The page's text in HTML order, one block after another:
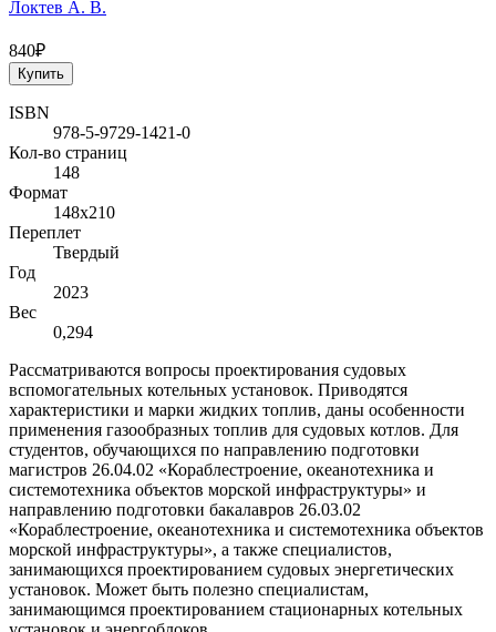
Локтев А. В.
840₽
Купить
ISBN
978-5-9729-1421-0
Кол-во страниц
148
Формат
148х210
Переплет
Твердый
Год
2023
Вес
0,294
Рассматриваются вопросы проектирования судовых
вспомогательных котельных установок. Приводятся
характеристики и марки жидких топлив, даны особенности
применения газообразных топлив для судовых котлов. Для
студентов, обучающихся по направлению подготовки
магистров 26.04.02 «Кораблестроение, океанотехника и
системотехника объектов морской инфраструктуры» и
направлению подготовки бакалавров 26.03.02
«Кораблестроение, океанотехника и системотехника объектов
морской инфраструктуры», а также специалистов,
занимающихся проектированием судовых энергетических
установок. Может быть полезно специалистам,
занимающимся проектированием стационарных котельных